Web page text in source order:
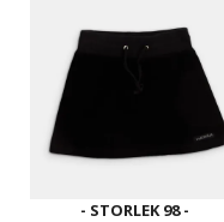
- STORLEK 98 -